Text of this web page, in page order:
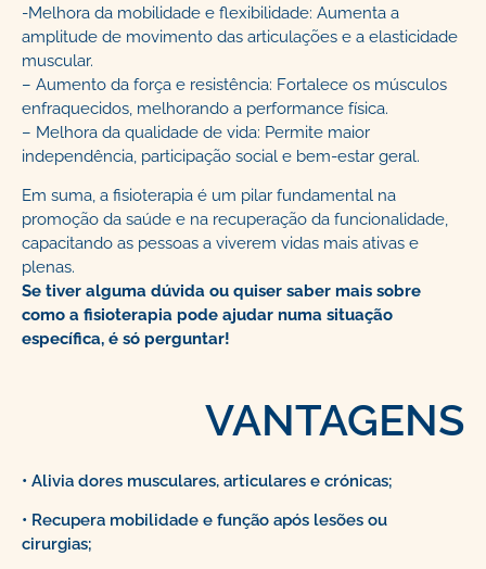
-Melhora da mobilidade e flexibilidade: Aumenta a
amplitude de movimento das articulações e a elasticidade
muscular.
– Aumento da força e resistência: Fortalece os músculos
enfraquecidos, melhorando a performance física.
– Melhora da qualidade de vida: Permite maior
independência, participação social e bem-estar geral.
Em suma, a fisioterapia é um pilar fundamental na
promoção da saúde e na recuperação da funcionalidade,
capacitando as pessoas a viverem vidas mais ativas e
plenas.
Se tiver alguma dúvida ou quiser saber mais sobre
como a fisioterapia pode ajudar numa situação
específica, é só perguntar!
VANTAGENS
• Alivia dores musculares, articulares e crónicas;
• Recupera mobilidade e função após lesões ou
cirurgias;